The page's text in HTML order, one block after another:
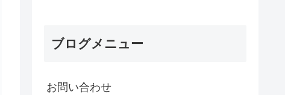
ブログメニュー
お問い合わせ